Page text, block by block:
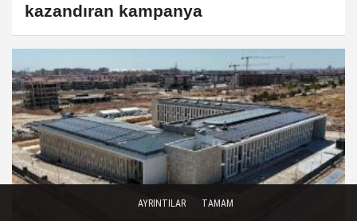
kazandıran kampanya
AYRINTILAR TAMAM